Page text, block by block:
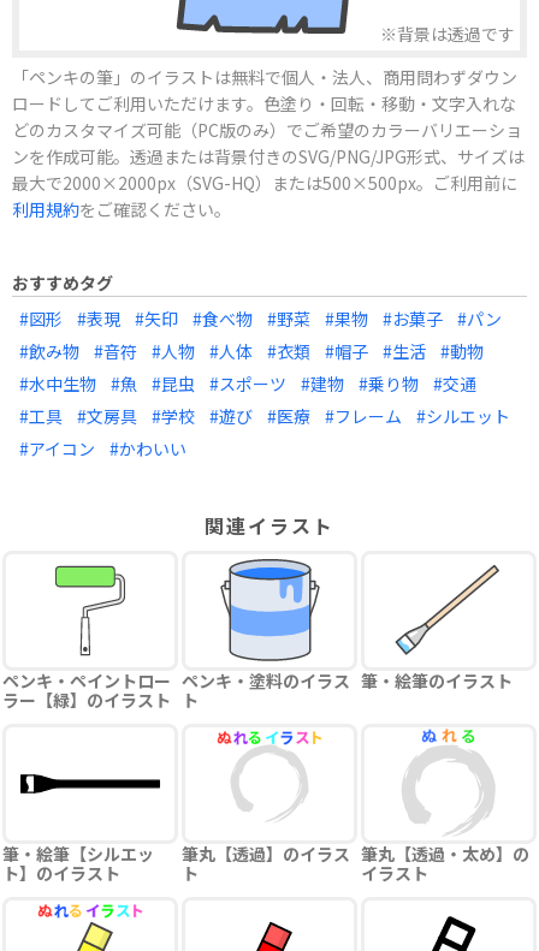
※背景は透過です
「ペンキの筆」のイラストは無料で個人・法人、商用問わずダウン
ロードしてご利用いただけます。色塗り・回転・移動・文字入れな
どのカスタマイズ可能（PC版のみ）でご希望のカラーバリエーショ
ンを作成可能。透過または背景付きのSVG/PNG/JPG形式、サイズは
最大で2000×2000px（SVG-HQ）または500×500px。ご利用前に
利用規約をご確認ください。
おすすめタグ
#図形
#表現 #矢印 #食べ物 #野菜 #果物 #お菓子 #パン
#飲み物 #音符 #人物 #人体 #衣類 #帽子 #生活 #動物
#水中生物 #魚 #昆虫 #スポーツ #建物 #乗り物 #交通
#工具 #文房具 #学校 #遊び #医療 #フレーム
#シルエット
#アイコン
#かわいい
関連イラスト
ペンキ・ペイントロー
ラー【緑】のイラスト
ペンキ・塗料のイラス
ト
筆・絵筆のイラスト
筆・絵筆【シルエッ
ト】のイラスト
筆丸【透過】のイラス
ト
筆丸【透過・太め】の
イラスト